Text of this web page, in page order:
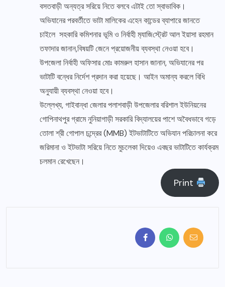
বসতবাড়ী অন্যত্র সরিয়ে নিতে বলবে এটাই তো স্বাভাবিক।
অভিযানের পরবর্তীতে ভাটা মালিকের এহেন কান্ডের ব্যাপারে জানতে
চাইলে সহকারি কমিশনার ভূমি ও নির্বাহী ম‌্যা‌জি‌স্ট্রেট আল ইয়াসা রহমান
তফাদার জানান,বিষয়টি জেনে প্রয়োজনীয় ব্যবস্থা নেওয়া হবে।
উপজেলা নির্বাহী অফিসার মোঃ কামরুল হাসান জানান, অভিযানের পর
ভাটাটি বন্ধের নির্দেশ প্রদান করা হয়েছে। আইন অমান্য করলে বিধি
অনুযায়ী ব্যবস্থা নেওয়া হবে।
উল্লেখ্য, গাইবান্ধা জেলার পলাশবাড়ী উপজেলার বরিশাল ইউনিয়নের
গোপিনাথপুর গ্রামে নুনিয়াগাড়ী সরকারি বিদ্যালয়ের পাশে অবৈধভাবে গড়ে
তোলা শ্রী গোপাল চন্দ্রের (MMB) ইটভাটাটিতে অভিযান পরিচালনা করে
জরিমানা ও ইটভাটা সরিয়ে নিতে মুচলেকা দিয়েও এবছর ভাটাটিতে কার্যক্রম
চলমান রেখেছেন।
Print